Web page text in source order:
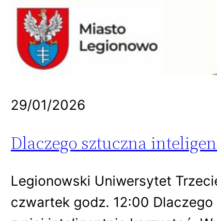
29/01/2026
Dlaczego sztuczna
Legionowski Uniwersytet
czwartek godz. 12:00